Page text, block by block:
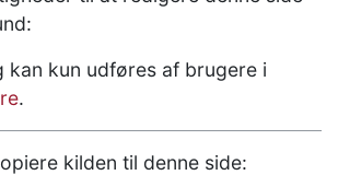
kan kun udføres af brugere i
.
kilden til denne side: